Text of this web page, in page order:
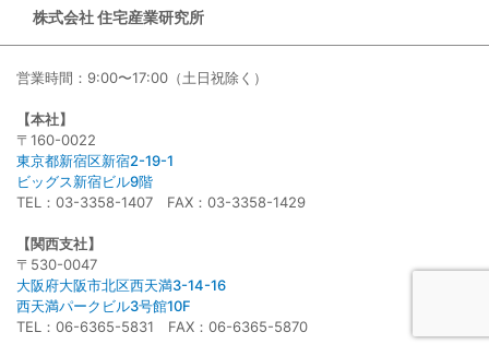
株式会社 住宅産業研究所
営業時間：9:00〜17:00（土日祝除く）
【本社】
〒160-0022
東京都新宿区新宿2-19-1
ビッグス新宿ビル9階
TEL：03-3358-1407 FAX：03-3358-1429
【関西支社】
〒530-0047
大阪府大阪市北区西天満3-14-16
西天満パークビル3号館10F
TEL：06-6365-5831 FAX：06-6365-5870